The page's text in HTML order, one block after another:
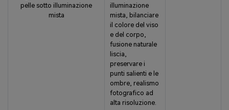
pelle sotto illuminazione
mista
illuminazione
mista, bilanciare
il colore del viso
e del corpo,
fusione naturale
liscia,
preservare i
punti salienti e le
ombre, realismo
fotografico ad
alta risoluzione.